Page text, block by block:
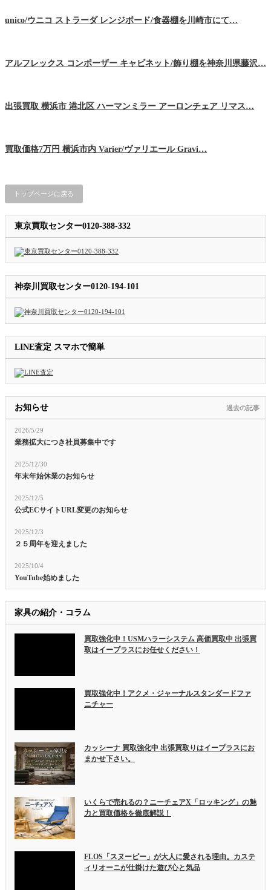
unico/ウニコ ストラーダ レンジボード/食器棚を川崎市にて…
アルフレックス コンポーザー キャビネット/飾り棚を神奈川県藤沢…
出張買取 横浜市 港北区 ハーマンミラー アーロンチェア リマス…
買取価格7万円 横浜市内 Varier/ヴァリエール Gravi…
トップページに戻る
東京買取センター0120-388-332
神奈川買取センター0120-194-101
LINE査定 スマホで簡単
お知らせ
2026/5/29
業務拡大につき社員募集中です
2025/12/30
年末年始休業のお知らせ
2025/12/5
公式ECサイトURL変更のお知らせ
2025/12/3
２５周年を迎えました
2025/10/4
YouTube始めました
過去の記事
家具の紹介・コラム
買取強化中！USMハラーシステム 高価買取中 出張買
取はイープラスにお任せください！
買取強化中！アクメ・ジャーナルスタンダードファ
ニチャー
カッシーナ 買取強化中 出張買取りはイープラスにお
まかせ下さい。
いくらで売れるの？ニーチェアX「ロッキング」の魅
力と買取価格を徹底解説！
FLOS「スヌーピー」が大人に愛される理由。カステ
ィリオーニが仕掛けた遊び心と気品